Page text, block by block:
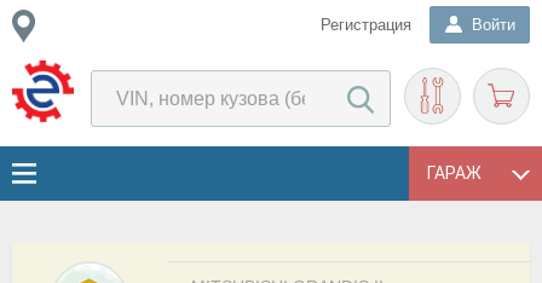
Регистрация Войти
ГАРАЖ